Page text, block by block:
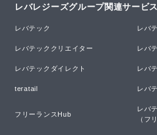
レバレジーズグループ関連サービス
レバテック レバ
レバテッククリエイター レバ
レバテックダイレクト レバ
teratail レバ
フリーランスHub
レバ
（フ